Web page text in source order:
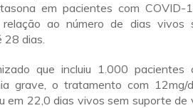
em pacientes com COVID-
ao número de dias vivos
28 dias.
que incluiu 1.000 pacientes
grave, o tratamento com 12mg/
em 22,0 dias vivos sem suporte de